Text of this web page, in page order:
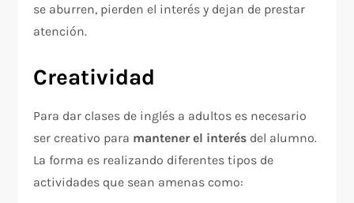
se aburren, pierden el interés y dejan de prestar
atención.
Creatividad
Para dar clases de inglés a adultos es necesario
ser creativo para mantener el interés del alumno.
La forma es realizando diferentes tipos de
actividades que sean amenas como: